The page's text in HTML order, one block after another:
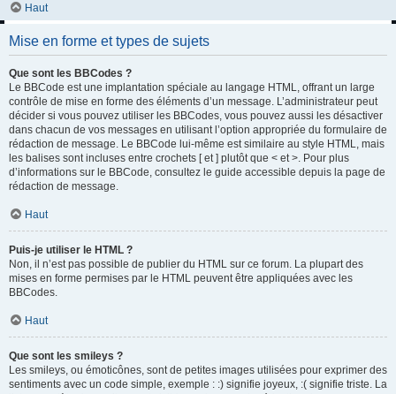
Haut
Mise en forme et types de sujets
Que sont les BBCodes ?
Le BBCode est une implantation spéciale au langage HTML, offrant un large
contrôle de mise en forme des éléments d’un message. L’administrateur peut
décider si vous pouvez utiliser les BBCodes, vous pouvez aussi les désactiver
dans chacun de vos messages en utilisant l’option appropriée du formulaire de
rédaction de message. Le BBCode lui-même est similaire au style HTML, mais
les balises sont incluses entre crochets [ et ] plutôt que < et >. Pour plus
d’informations sur le BBCode, consultez le guide accessible depuis la page de
rédaction de message.
Haut
Puis-je utiliser le HTML ?
Non, il n’est pas possible de publier du HTML sur ce forum. La plupart des
mises en forme permises par le HTML peuvent être appliquées avec les
BBCodes.
Haut
Que sont les smileys ?
Les smileys, ou émoticônes, sont de petites images utilisées pour exprimer des
sentiments avec un code simple, exemple : :) signifie joyeux, :( signifie triste. La